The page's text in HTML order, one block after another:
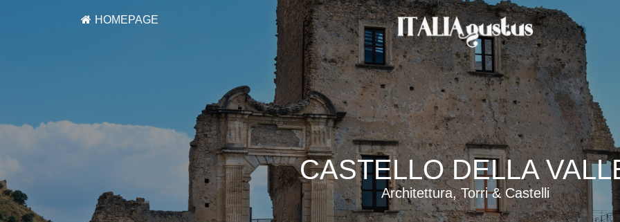
HOMEPAGE
CASTELLO DELLA
Architettura, Torri & Castelli